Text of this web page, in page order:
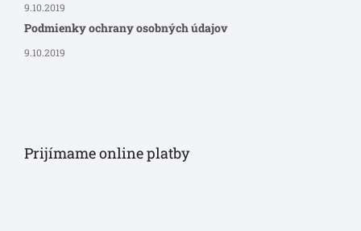
9.10.2019
Podmienky ochrany osobných údajov
9.10.2019
Prijímame online platby